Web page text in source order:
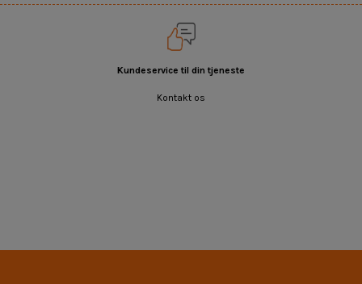
Kundeservice til din tjeneste
Kontakt os